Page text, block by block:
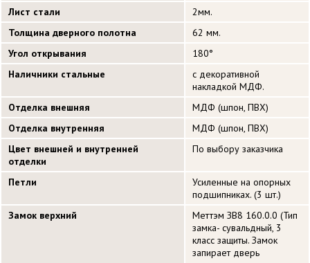
Лист стали
2мм.
Толщина дверного полотна
62 мм.
Угол открывания
180°
Наличники стальные
с декоративной
накладкой МДФ.
Отделка внешняя
МДФ (шпон, ПВХ)
Отделка внутренняя
МДФ (шпон, ПВХ)
Цвет внешней и внутренней
отделки
По выбору заказчика
Петли
Усиленные на опорных
подшипниках. (3 шт.)
Замок верхний
Меттэм ЗВ8 160.0.0 (Тип
замка- сувальдный, 3
класс защиты. Замок
запирает дверь